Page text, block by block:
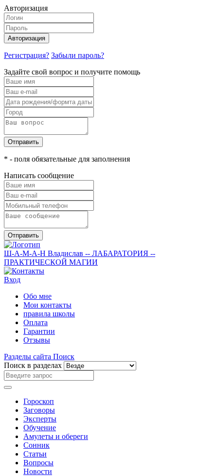
Авторизация
Авторизация
Регистрация? Забыли пароль?
Задайте свой вопрос и получите помощь
Отправить
* - поля обязательные для заполнения
Написать сообщение
Отправить
Ш-А-М-А-Н Владислав -- ЛАБАРАТОРИЯ --
ПРАКТИЧЕСКОЙ МАГИИ
Вход
Обо мне
Мои контакты
правила школы
Оплата
Гарантии
Отзывы
Разделы сайта Поиск
Поиск в разделах
Гороскоп
Заговоры
Эксперты
Обучение
Амулеты и обереги
Сонник
Статьи
Вопросы
Новости